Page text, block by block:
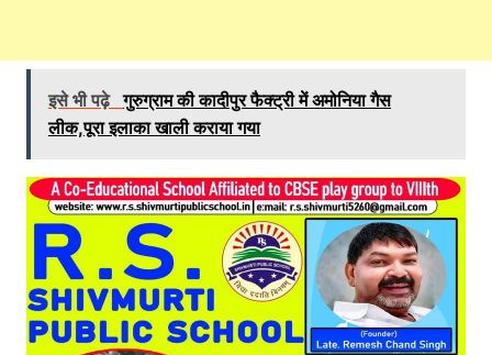
इसे भी पढ़े गुरुग्राम की कादीपुर फैक्ट्री में अमोनिया गैस
लीक,पूरा इलाका खाली कराया गया